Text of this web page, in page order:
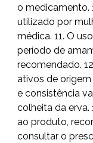
o medicamento.
utilizado por
médica. 11. O
período de
recomendado.
ativos de
e consistência
colheita da erva.
ao produto,
consultar o